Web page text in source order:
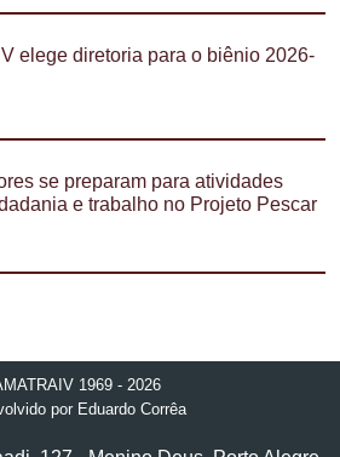
elege diretoria para o biênio 2026-
se preparam para atividades
e trabalho no Projeto Pescar
1969 - 2026
por Eduardo Corrêa